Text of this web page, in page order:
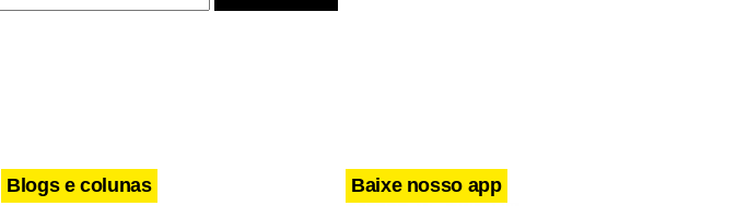
Blogs e colunas Baixe nosso app